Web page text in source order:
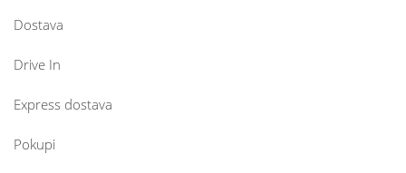
Dostava
Drive In
Express dostava
Pokupi